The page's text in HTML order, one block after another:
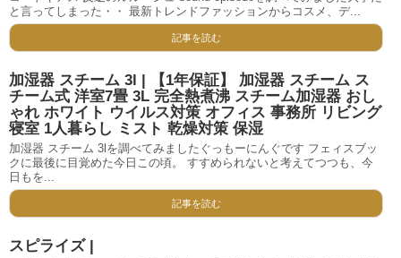
と言ってしまった・・ 最新トレンドファッションからコスメ、デ...
記事を読む
加湿器 スチーム 3l | 【1年保証】 加湿器 スチーム ス
チーム式 洋室7畳 3L 完全熱煮沸 スチーム加湿器 おし
ゃれ ホワイト ウイルス対策 オフィス 事務所 リビング
寝室 1人暮らし ミスト 乾燥対策 保湿
加湿器 スチーム 3lを調べてみましたぐっもーにんぐです フェィスブッ
クに最後に目覚めた今日この頃。 すすめられないと考えてつつも、今
日もを...
記事を読む
スピライズ |